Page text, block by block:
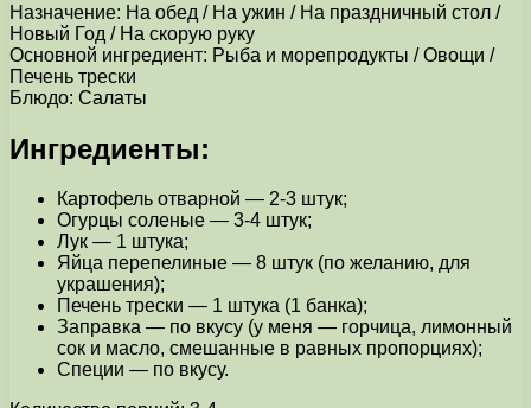
Назначение: На обед / На ужин / На праздничный стол /
Новый Год / На скорую руку
Основной ингредиент: Рыба и морепродукты / Овощи /
Печень трески
Блюдо: Салаты
Ингредиенты:
Картофель отварной — 2-3 штук;
Огурцы соленые — 3-4 штук;
Лук — 1 штука;
Яйца перепелиные — 8 штук (по желанию, для
украшения);
Печень трески — 1 штука (1 банка);
Заправка — по вкусу (у меня — горчица, лимонный
сок и масло, смешанные в равных пропорциях);
Специи — по вкусу.